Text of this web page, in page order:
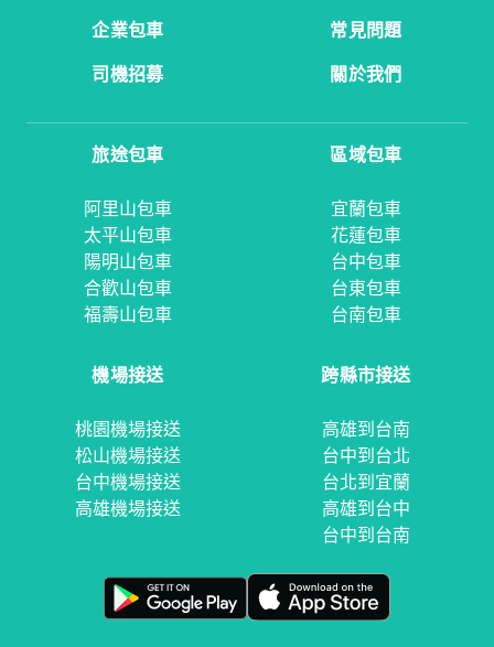
企業包車
常見問題
司機招募
關於我們
旅途包車
阿里山包車
太平山包車
陽明山包車
合歡山包車
福壽山包車
區域包車
宜蘭包車
花蓮包車
台中包車
台東包車
台南包車
機場接送
桃園機場接送
松山機場接送
台中機場接送
高雄機場接送
跨縣市接送
高雄到台南
台中到台北
台北到宜蘭
高雄到台中
台中到台南